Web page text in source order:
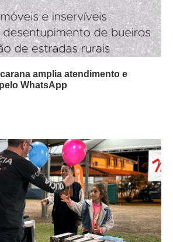
amplia atendimento e
WhatsApp